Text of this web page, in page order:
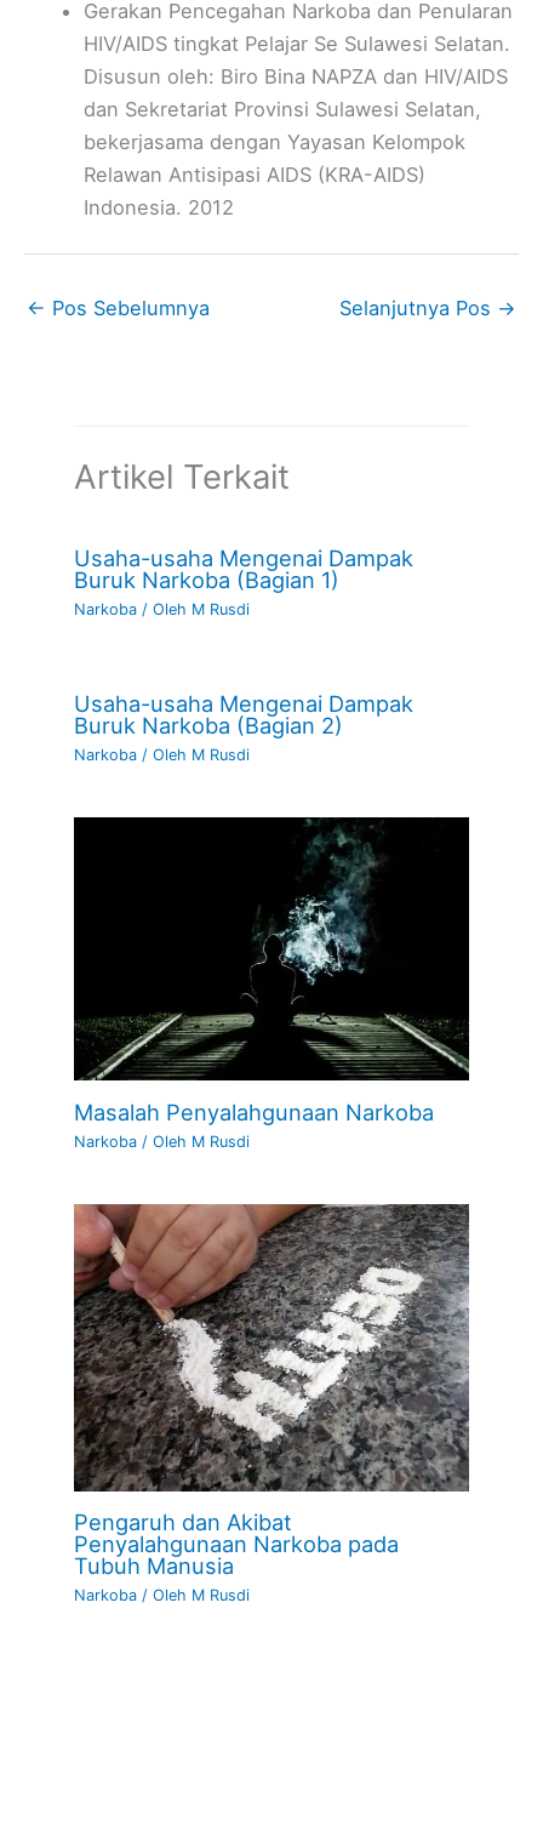
Gerakan Pencegahan Narkoba dan Penularan
HIV/AIDS tingkat Pelajar Se Sulawesi Selatan.
Disusun oleh: Biro Bina NAPZA dan HIV/AIDS
dan Sekretariat Provinsi Sulawesi Selatan,
bekerjasama dengan Yayasan Kelompok
Relawan Antisipasi AIDS (KRA-AIDS)
Indonesia. 2012
← Pos Sebelumnya Selanjutnya Pos →
Artikel Terkait
Usaha-usaha Mengenai Dampak
Buruk Narkoba (Bagian 1)
Narkoba / Oleh M Rusdi
Usaha-usaha Mengenai Dampak
Buruk Narkoba (Bagian 2)
Narkoba / Oleh M Rusdi
Masalah Penyalahgunaan Narkoba
Narkoba / Oleh M Rusdi
Pengaruh dan Akibat
Penyalahgunaan Narkoba pada
Tubuh Manusia
Narkoba / Oleh M Rusdi